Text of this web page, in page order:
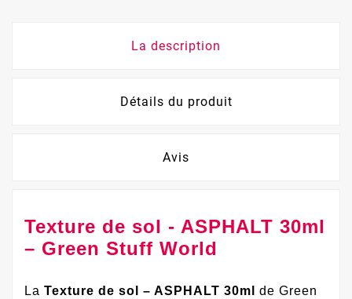
La description
Détails du produit
Avis
Texture de sol - ASPHALT 30ml
– Green Stuff World
La Texture de sol – ASPHALT 30ml
de Green